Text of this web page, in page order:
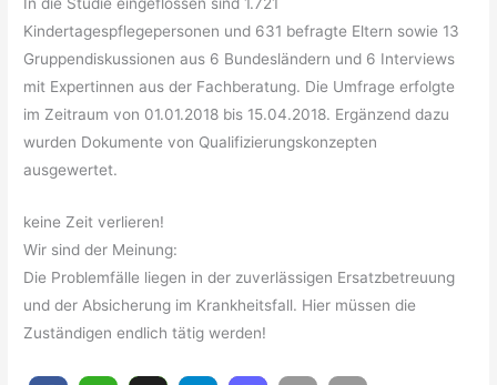
Kindertagespflegepersonen und 631 befragte Eltern sowie 13
Gruppendiskussionen aus 6 Bundesländern und 6 Interviews
mit Expertinnen aus der Fachberatung. Die Umfrage erfolgte
im Zeitraum von 01.01.2018 bis 15.04.2018. Ergänzend dazu
wurden Dokumente von Qualifizierungskonzepten
ausgewertet.
keine Zeit verlieren!
Wir sind der Meinung:
Die Problemfälle liegen in der zuverlässigen Ersatzbetreuung
und der Absicherung im Krankheitsfall. Hier müssen die
Zuständigen endlich tätig werden!